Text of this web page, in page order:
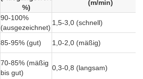
%)
(m/min)
90-100%
(ausgezeichnet)
1,5-3,0 (schnell)
85-95% (gut) 1,0-2,0 (mäßig)
70-85% (mäßig
bis gut)
0,3-0,8 (langsam)